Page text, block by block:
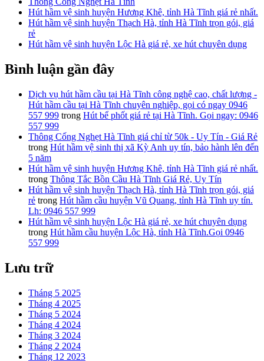
Hút hầm vệ sinh huyện Hương Khê, tỉnh Hà Tĩnh giá rẻ nhất.
Hút hầm vệ sinh huyện Thạch Hà, tỉnh Hà Tĩnh trọn gói, giá
rẻ
Hút hầm vệ sinh huyện Lộc Hà giá rẻ, xe hút chuyên dụng
Bình luận gần đây
Dịch vụ hút hầm cầu tại Hà Tĩnh công nghệ cao, chất lượng -
Hút hầm cầu tại Hà Tĩnh chuyên nghiệp, gọi có ngay 0946
557 999 trong Hút bể phốt giá rẻ tại Hà Tĩnh. Gọi ngay: 0946
557 999
Thông Cống Nghẹt Hà Tĩnh giá chỉ từ 50k - Uy Tín - Giá Rẻ
trong Hút hầm vệ sinh thị xã Kỳ Anh uy tín, bảo hành lên đến
5 năm
Hút hầm vệ sinh huyện Hương Khê, tỉnh Hà Tĩnh giá rẻ nhất.
trong Thông Tắc Bồn Cầu Hà Tĩnh Giá Rẻ, Uy Tín
Hút hầm vệ sinh huyện Thạch Hà, tỉnh Hà Tĩnh trọn gói, giá
rẻ trong Hút hầm cầu huyện Vũ Quang, tỉnh Hà Tĩnh uy tín.
Lh: 0946 557 999
Hút hầm vệ sinh huyện Lộc Hà giá rẻ, xe hút chuyên dụng
trong Hút hầm cầu huyện Lộc Hà, tỉnh Hà Tĩnh.Gọi 0946
557 999
Lưu trữ
Tháng 5 2025
Tháng 4 2025
Tháng 5 2024
Tháng 4 2024
Tháng 3 2024
Tháng 2 2024
Tháng 12 2023